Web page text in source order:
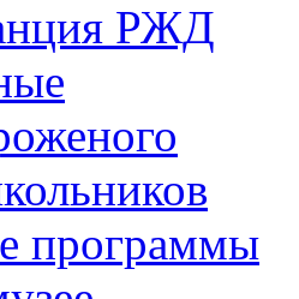
РЖД
программы